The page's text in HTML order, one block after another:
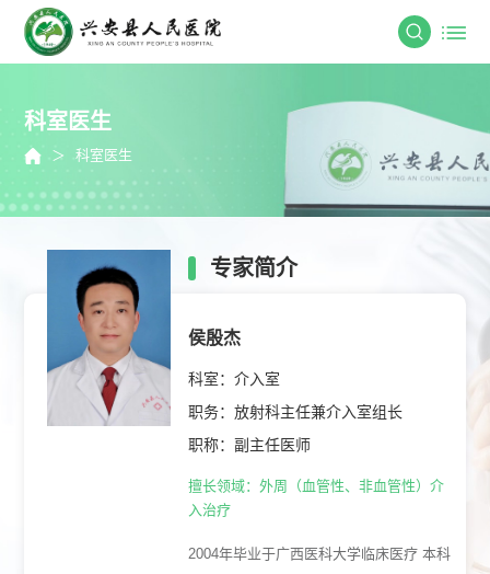
科室医生
＞ 科室医生
专家简介
侯殷杰
科室：介入室
职务：放射科主任兼介入室组长
职称：副主任医师
擅长领域：外周（血管性、非血管性）介
入治疗
2004年毕业于广西医科大学临床医疗 本科